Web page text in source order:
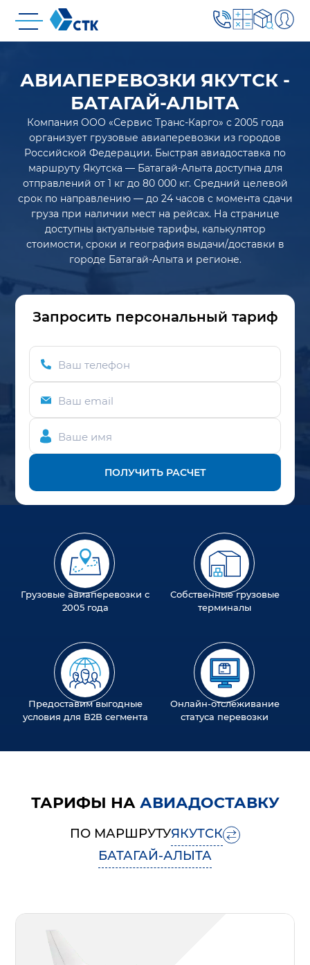
АВИАПЕРЕВОЗКИ ЯКУТСК -
БАТАГАЙ-АЛЫТА
Компания ООО «Сервис Транс-Карго» с 2005 года
организует грузовые авиаперевозки из городов
Российской Федерации. Быстрая авиадоставка по
маршруту Якутска — Батагай-Алыта доступна для
отправлений от 1 кг до 80 000 кг. Средний целевой
срок по направлению — до 24 часов с момента сдачи
груза при наличии мест на рейсах. На странице
доступны актуальные тарифы, калькулятор
стоимости, сроки и география выдачи/доставки в
городе Батагай-Алыта и регионе.
Запросить персональный тариф
Ваш телефон
Ваш email
Ваше имя
ПОЛУЧИТЬ РАСЧЕТ
Грузовые авиаперевозки с
2005 года
Собственные грузовые
терминалы
Предоставим выгодные
условия для B2B сегмента
Онлайн-отслеживание
статуса перевозки
ТАРИФЫ НА АВИАДОСТАВКУ
ПО МАРШРУТУЯКУТСК
БАТАГАЙ-АЛЫТА